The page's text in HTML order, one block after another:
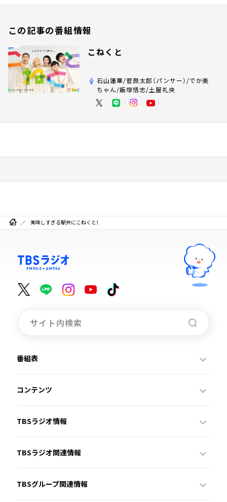
この記事の番組情報
こねくと
石山蓮華/菅良太郎（パンサー）/でか美
ちゃん/飯塚悟志/土屋礼央
美味しすぎる駅弁にこねくと！
番組表
コンテンツ
TBSラジオ情報
TBSラジオ関連情報
TBSグループ関連情報